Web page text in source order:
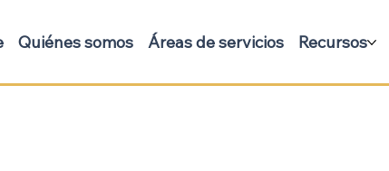
Quiénes somos Áreas de servicios Recursos